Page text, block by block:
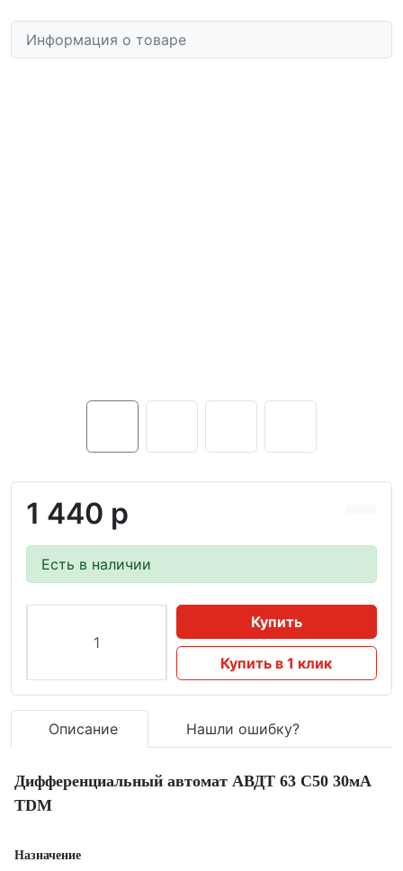
Информация о товаре
1 440 р
Есть в наличии
Купить
Купить в 1 клик
Описание Нашли ошибку?
Дифференциальный автомат АВДТ 63 C50 30мА
TDM
Назначение